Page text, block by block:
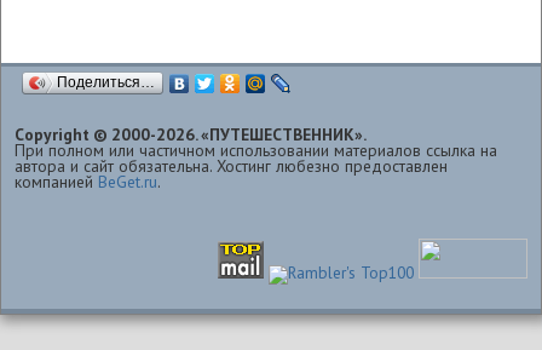
Поделиться…
Copyright © 2000-2026. «ПУТЕШЕСТВЕННИК».
При полном или частичном использовании материалов ссылка на
автора и сайт обязательна. Хостинг любезно предоставлен
компанией BeGet.ru.